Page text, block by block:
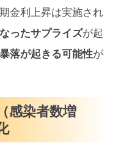
金利上昇は実施され
ったサプライズが起
暴落が起きる可能性が
感染者数増